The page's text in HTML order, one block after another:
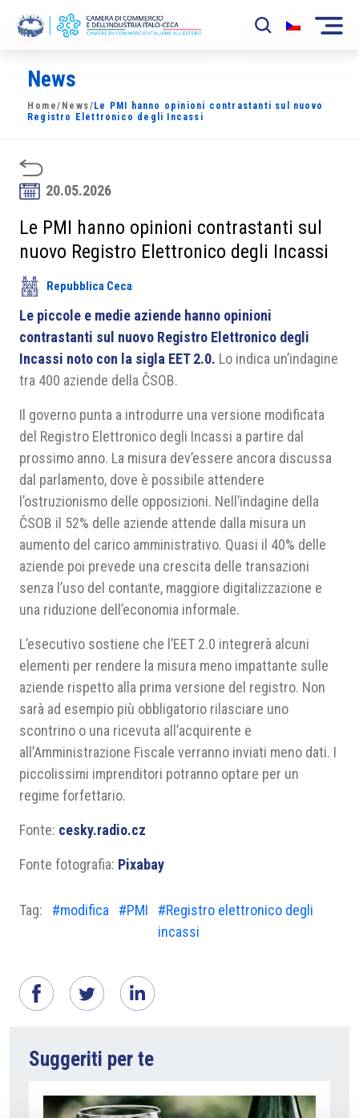
La Camera
News
Sviluppo Mercato
Soci
Partner
Progetti
Area riservata
News
Home/ News/ Le PMI hanno opinioni contrastanti sul nuovo
Registro Elettronico degli Incassi
20.05.2026
Le PMI hanno opinioni contrastanti sul
nuovo Registro Elettronico degli Incassi
Repubblica Ceca
Le piccole e medie aziende hanno opinioni
contrastanti sul nuovo Registro Elettronico degli
Incassi noto con la sigla EET 2.0. Lo indica un’indagine
tra 400 aziende della ČSOB.
Il governo punta a introdurre una versione modificata
del Registro Elettronico degli Incassi a partire dal
prossimo anno. La misura dev’essere ancora discussa
dal parlamento, dove è possibile attendere
l’ostruzionismo delle opposizioni. Nell’indagine della
ČSOB il 52% delle aziende attende dalla misura un
aumento del carico amministrativo. Quasi il 40% delle
aziende poi prevede una crescita delle transazioni
senza l’uso del contante, maggiore digitalizzazione e
una riduzione dell’economia informale.
L’esecutivo sostiene che l’EET 2.0 integrerà alcuni
elementi per rendere la misura meno impattante sulle
aziende rispetto alla prima versione del registro. Non
sarà ad esempio più obbligatorio rilasciare uno
scontrino o una ricevuta all’acquirente e
all’Amministrazione Fiscale verranno inviati meno dati. I
piccolissimi imprenditori potranno optare per un
regime forfettario.
Fonte: cesky.radio.cz
Fonte fotografia: Pixabay
Tag: #modifica #PMI
#Registro elettronico degli
incassi
Suggeriti per te